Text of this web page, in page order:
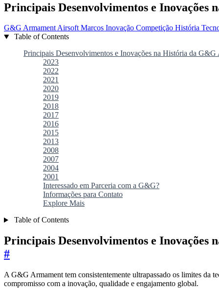
Principais Desenvolvimentos e
G&G ArmamentAirsoftMarcos Inovação Competição História
Table of Contents
Principais Desenvolvimentos e Inovações na História da G&G
2023
2022
2021
2020
2019
2018
2017
2016
2015
2013
2008
2007
2004
2001
Interessado em Parceria com a G&G?
Informações para Contato
Explore Mais
Table of Contents
Principais Desenvolvimentos e
#
A G&G Armament tem consistentemente ultrapassado os limites da
compromisso com a inovação, qualidade e engajamento global.